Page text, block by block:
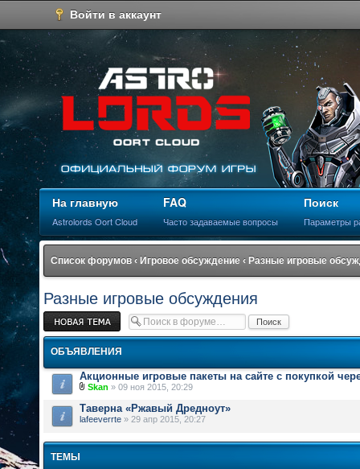
Войти в аккаунт
На главную
Astrolords Oort Cloud
FAQ
Часто задаваемые вопросы
Поиск
Параметры
Список форумов ‹ Игровое обсуждение ‹ Разные игровые
Разные игровые обсуждения
Новая тема
ОБЪЯВЛЕНИЯ
Акционные игровые пакеты на сайте с покупкой
Skan » 09 ноя 2015, 20:29
Таверна «Ржавый Дредноут»
lafeeverrte » 29 апр 2015, 20:27
ТЕМЫ